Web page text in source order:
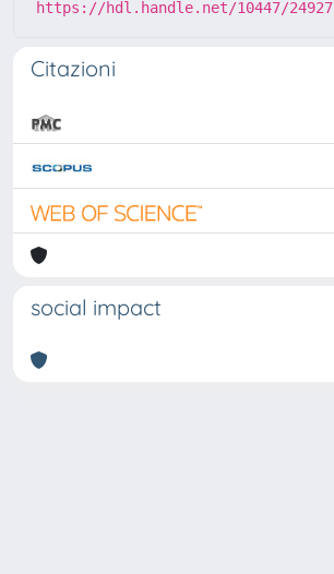
https://hdl.handle.net/10447/24927
Citazioni
social impact